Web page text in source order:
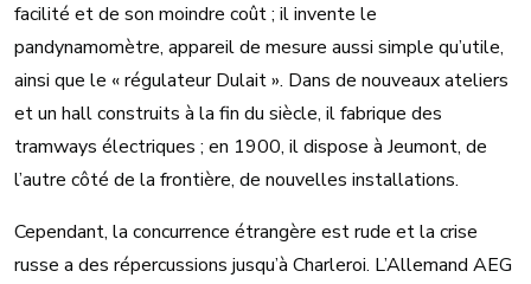
facilité et de son moindre coût ; il invente le
pandynamomètre, appareil de mesure aussi simple qu’utile,
ainsi que le « régulateur Dulait ». Dans de nouveaux ateliers
et un hall construits à la fin du siècle, il fabrique des
tramways électriques ; en 1900, il dispose à Jeumont, de
l’autre côté de la frontière, de nouvelles installations.
Cependant, la concurrence étrangère est rude et la crise
russe a des répercussions jusqu’à Charleroi. L’Allemand AEG